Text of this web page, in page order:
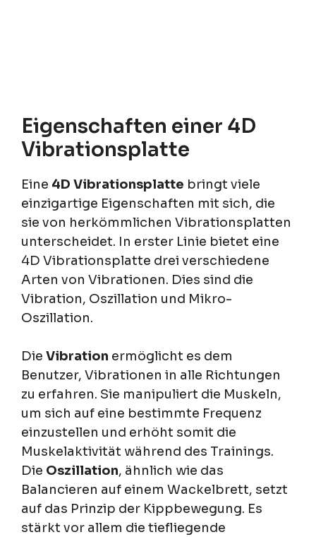
Eigenschaften einer 4D
Vibrationsplatte
Eine 4D Vibrationsplatte bringt viele
einzigartige Eigenschaften mit sich, die
sie von herkömmlichen Vibrationsplatten
unterscheidet. In erster Linie bietet eine
4D Vibrationsplatte drei verschiedene
Arten von Vibrationen. Dies sind die
Vibration, Oszillation und Mikro-
Oszillation.
Die Vibration ermöglicht es dem
Benutzer, Vibrationen in alle Richtungen
zu erfahren. Sie manipuliert die Muskeln,
um sich auf eine bestimmte Frequenz
einzustellen und erhöht somit die
Muskelaktivität während des Trainings.
Die Oszillation, ähnlich wie das
Balancieren auf einem Wackelbrett, setzt
auf das Prinzip der Kippbewegung. Es
stärkt vor allem die tiefliegende